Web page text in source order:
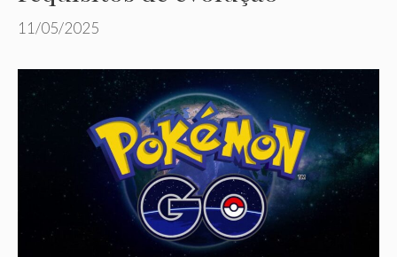
11/05/2025